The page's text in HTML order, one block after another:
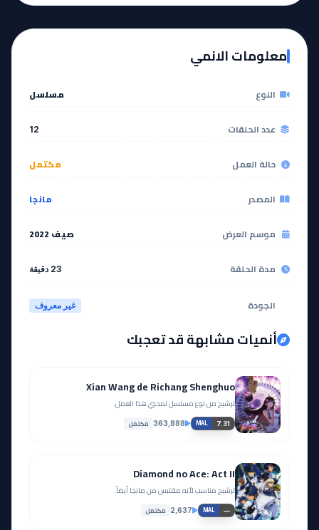
مشاهدة
آخر حلقة 🔥
12
EP
معلومات الانمي
النوع مسلسل
عدد الحلقات 12
حالة العمل مكتمل
المصدر مانجا
موسم العرض صيف 2022
مدة الحلقة 23 دقيقة
الجودة غير معروف
أنميات مشابهة قد تعجبك
Xian Wang de Richang Shenghuo
ترشيح من نوع مسلسل لمحبي هذا العمل.
MAL 7.31
363,888 مكتمل
Diamond no Ace: Act II
ترشيح مناسب لأنه مقتبس من مانجا أيضاً.
MAL —
2,637 مكتمل